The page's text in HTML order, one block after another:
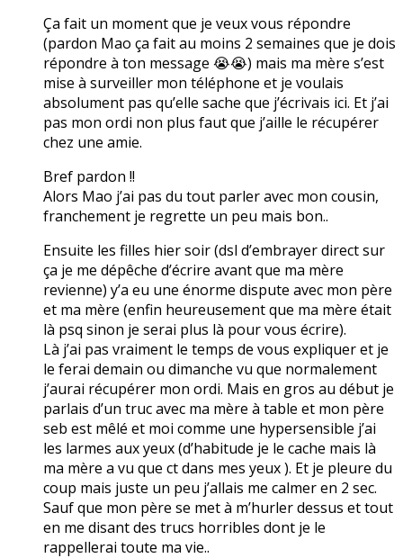
Ça fait un moment que je veux vous répondre
(pardon Mao ça fait au moins 2 semaines que je dois
répondre à ton message 😭😭) mais ma mère s’est
mise à surveiller mon téléphone et je voulais
absolument pas qu’elle sache que j’écrivais ici. Et j’ai
pas mon ordi non plus faut que j’aille le récupérer
chez une amie.
Bref pardon !!
Alors Mao j’ai pas du tout parler avec mon cousin,
franchement je regrette un peu mais bon..
Ensuite les filles hier soir (dsl d’embrayer direct sur
ça je me dépêche d’écrire avant que ma mère
revienne) y’a eu une énorme dispute avec mon père
et ma mère (enfin heureusement que ma mère était
là psq sinon je serai plus là pour vous écrire).
Là j’ai pas vraiment le temps de vous expliquer et je
le ferai demain ou dimanche vu que normalement
j’aurai récupérer mon ordi. Mais en gros au début je
parlais d’un truc avec ma mère à table et mon père
seb est mêlé et moi comme une hypersensible j’ai
les larmes aux yeux (d’habitude je le cache mais là
ma mère a vu que ct dans mes yeux ). Et je pleure du
coup mais juste un peu j’allais me calmer en 2 sec.
Sauf que mon père se met à m’hurler dessus et tout
en me disant des trucs horribles dont je le
rappellerai toute ma vie..